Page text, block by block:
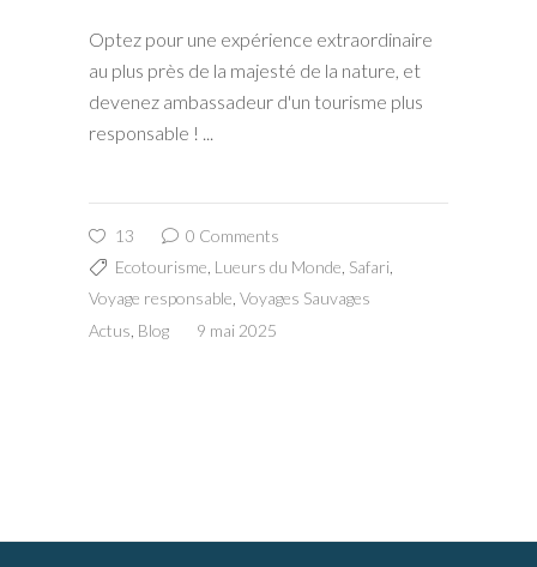
Optez pour une expérience extraordinaire
au plus près de la majesté de la nature, et
devenez ambassadeur d'un tourisme plus
responsable !
13
0 Comments
Ecotourisme Lueurs du Monde Safari
Voyage responsable Voyages Sauvages
Actus Blog 9 mai 2025